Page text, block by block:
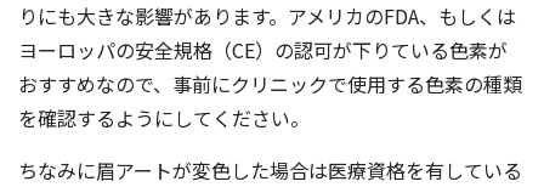
りにも大きな影響があります。アメリカのFDA、もしくは
ヨーロッパの安全規格（CE）の認可が下りている色素が
おすすめなので、事前にクリニックで使用する色素の種類
を確認するようにしてください。
ちなみに眉アートが変色した場合は医療資格を有している